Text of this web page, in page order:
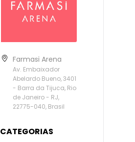
Farmasi Arena
Av. Embaixador
Abelardo Bueno, 3401
- Barra da Tijuca, Rio
de Janeiro - RJ,
22775-040, Brasil
CATEGORIAS